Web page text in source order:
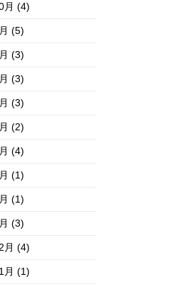
月(4)
(5)
(3)
(3)
(3)
(2)
(4)
(1)
(1)
(3)
月(4)
月(1)